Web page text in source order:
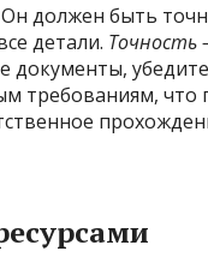
Он должен быть
детали. Точность
требованиям, что